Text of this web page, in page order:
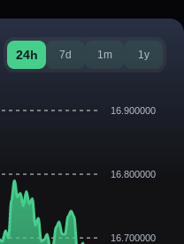
24h 7d 1m 1y
16.900000
16.800000
16.700000